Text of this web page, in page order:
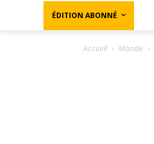
ÉDITION ABONNÉ
Accueil Monde